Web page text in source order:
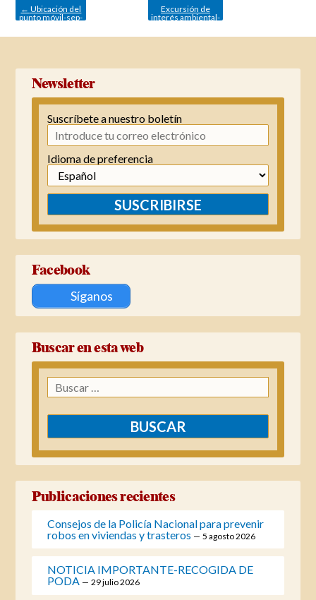
entradas
← Ubicación del
punto móvil-sep-
Excursión de
interés ambiental-
Newsletter
Suscríbete a nuestro boletín
Idioma de preferencia
SUSCRIBIRSE
Facebook
Síganos
Buscar en esta web
Buscar:
Publicaciones recientes
Consejos de la Policía Nacional para prevenir
robos en viviendas y trasteros
5 agosto 2026
NOTICIA IMPORTANTE-RECOGIDA DE
PODA
29 julio 2026